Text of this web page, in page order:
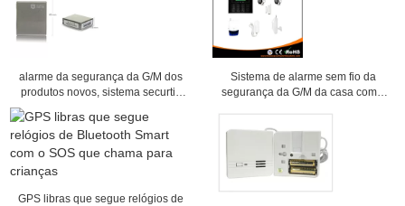
alarme da segurança da G/M dos
produtos novos, sistema securtiy
sistema do sistema de alarme
Sistema de alarme sem fio da
segurança da G/M da casa com a
GPS libras que segue relógios de